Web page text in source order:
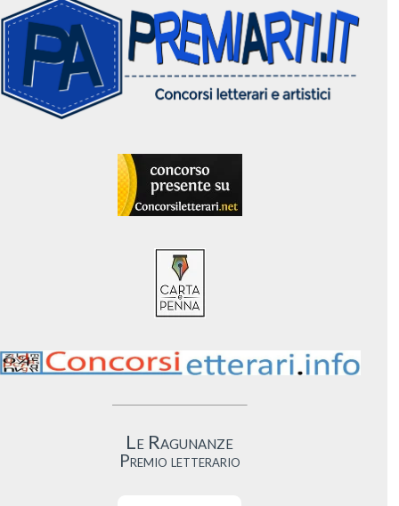
Le Ragunanze
Premio letterario